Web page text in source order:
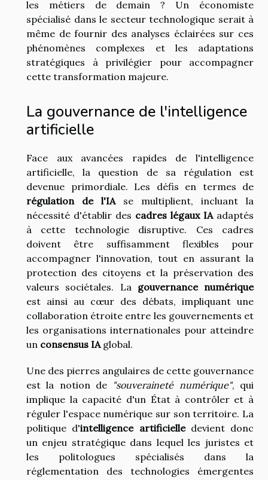
les métiers de demain ? Un économiste
spécialisé dans le secteur technologique serait à
même de fournir des analyses éclairées sur ces
phénomènes complexes et les adaptations
stratégiques à privilégier pour accompagner
cette transformation majeure.
La gouvernance de l'intelligence
artificielle
Face aux avancées rapides de l'intelligence
artificielle, la question de sa régulation est
devenue primordiale. Les défis en termes de
régulation de l'IAse multiplient, incluant la
nécessité d'établir des cadres légaux IAadaptés
à cette technologie disruptive. Ces cadres
doivent être suffisamment flexibles pour
accompagner l'innovation, tout en assurant la
protection des citoyens et la préservation des
valeurs sociétales. La gouvernance numérique
est ainsi au cœur des débats, impliquant une
collaboration étroite entre les gouvernements et
les organisations internationales pour atteindre
un consensus IAglobal.
Une des pierres angulaires de cette gouvernance
est la notion de "souveraineté numérique", qui
implique la capacité d'un État à contrôler et à
réguler l'espace numérique sur son territoire. La
politique d'intelligence artificielledevient donc
un enjeu stratégique dans lequel les juristes et
les politologues spécialisés dans la
réglementation des technologies émergentes